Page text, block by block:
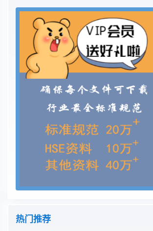
分布是相对分多种机理实现,包括吸附-
再溶解向。子质量分布(MMD和化学成
它们的相然而,HPLC迄今一直局限于在
解聚合互关系被称为化学异质性物。作
发了第一个高温相互作用高效液许多分
用于聚烯烃分析。高温体相色谱系统,
下对功能化聚烯烃进行积排阻色谱
被用于测定MMD。体积分离。结果表
件下,以硅胶为固定排阻的分离方法是
液中的体积流体力相,采用梯度非极性/
动相,可根据EVA学体积和它们被固定
程度。MMD和相共聚物、乙烯甲基丙
國和乙烯-丁基应的平均摩尔质量可以
分子质量和洗丙烯酸酯共聚物化学成分
进行有效的脱体积的校准曲线获得,或
个高分子系SEC和相互作用HPLC串联
热门推荐